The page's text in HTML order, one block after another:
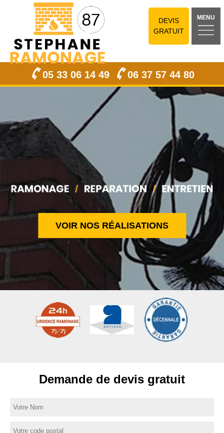
DEVIS
GRATUIT
MENU
05 33 06 14 49 06 37 57 44 80
VOIR NOS RÉALISATIONS
Demande de devis gratuit